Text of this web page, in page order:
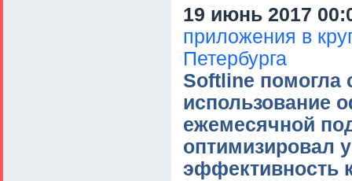
19 июнь 2017
приложения в
Петербурга
Softline помогла
использование
ежемесячной
оптимизировал
эффективность